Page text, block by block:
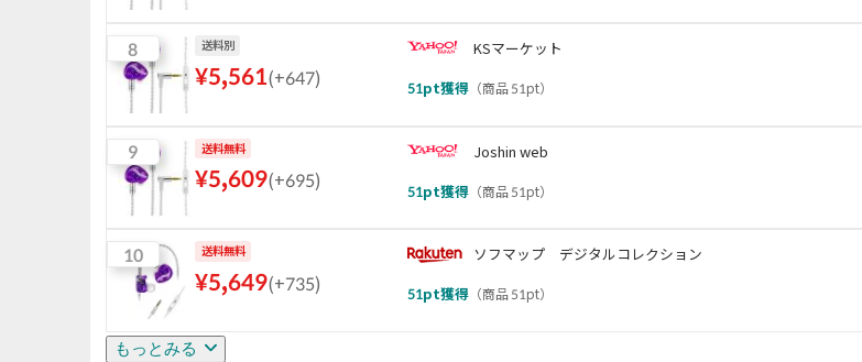
8 送料別
¥5,561 (+647)
KSマーケット
51pt獲得 （商品 51pt）
9 送料無料
¥5,609(+695)
Joshin web
51pt獲得 （商品 51pt）
10 送料無料
¥5,649(+735)
ソフマップ デジタルコレクション
51pt獲得 （商品 51pt）
もっとみる